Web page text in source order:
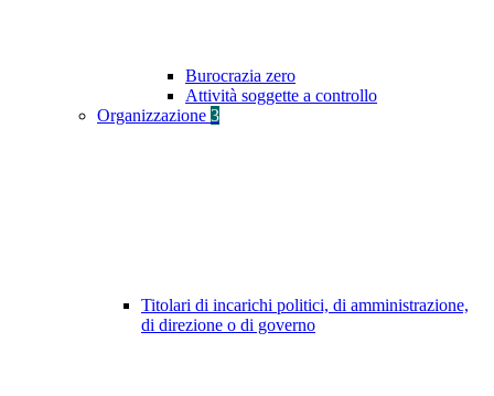
Burocrazia zero
Attività soggette a controllo
Organizzazione 3
Titolari di incarichi politici, di amministrazione,
di direzione o di governo